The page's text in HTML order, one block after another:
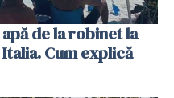
de la robinet la
Cum explică